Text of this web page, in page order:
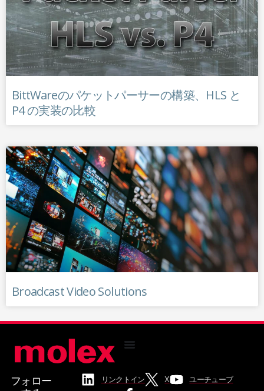
BittWareのパケットパーサーの構築、HLS と
P4 の実装の比較
Broadcast Video Solutions
リンクトイン X
ユーチューブ
フォロー